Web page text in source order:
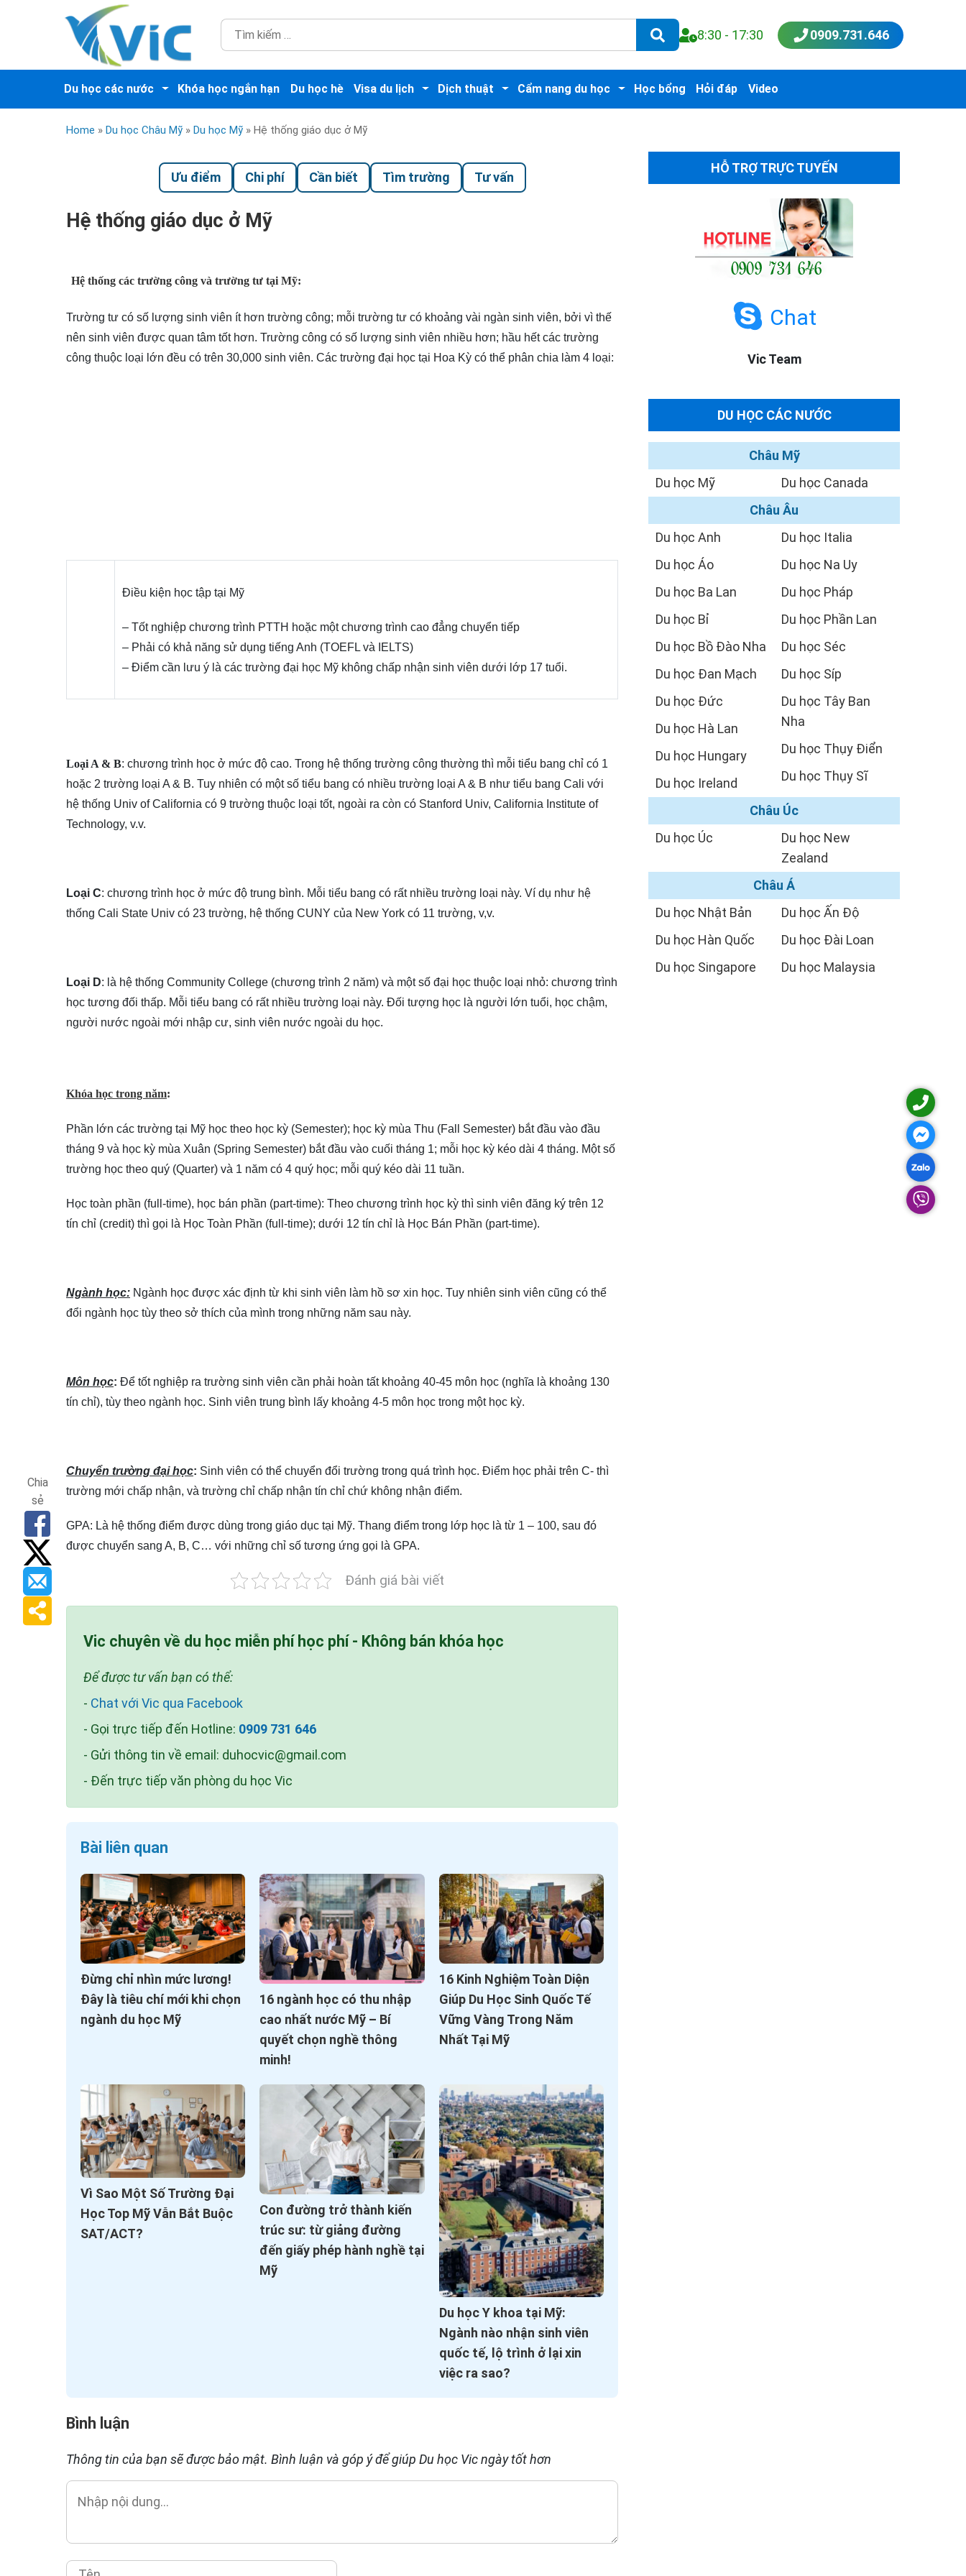
8:30 - 17:30 0909.731.646
Du học các nước Khóa học ngắn hạn Du học hè Visa du lịch Dịch thuật Cẩm nang du học Học bổng Hỏi đáp Video
Home » Du học Châu Mỹ » Du học Mỹ » Hệ thống giáo dục ở Mỹ
Ưu điểm Chi phí Cần biết Tìm trường Tư vấn
Hệ thống giáo dục ở Mỹ
Hệ thống các trường công và trường tư tại Mỹ:
Trường tư có số lượng sinh viên ít hơn trường công; mỗi trường tư có khoảng vài ngàn sinh viên, bởi vì thế
nên sinh viên được quan tâm tốt hơn. Trường công có số lượng sinh viên nhiều hơn; hầu hết các trường
công thuộc loại lớn đều có trên 30,000 sinh viên. Các trường đại học tại Hoa Kỳ có thể phân chia làm 4 loại:
Điều kiện học tập tại Mỹ
– Tốt nghiệp chương trình PTTH hoặc một chương trình cao đẳng chuyển tiếp
– Phải có khả năng sử dụng tiếng Anh (TOEFL và IELTS)
– Điểm cần lưu ý là các trường đại học Mỹ không chấp nhận sinh viên dưới lớp 17 tuổi.
Loại A & B: chương trình học ở mức độ cao. Trong hệ thống trường công thường thì mỗi tiểu bang chỉ có 1
hoặc 2 trường loại A & B. Tuy nhiên có một số tiểu bang có nhiều trường loại A & B như tiểu bang Cali với
hệ thống Univ of California có 9 trường thuộc loại tốt, ngoài ra còn có Stanford Univ, California Institute of
Technology, v.v.
Loại C: chương trình học ở mức độ trung bình. Mỗi tiểu bang có rất nhiều trường loại này. Ví dụ như hệ
thống Cali State Univ có 23 trường, hệ thống CUNY của New York có 11 trường, v,v.
Loại D: là hệ thống Community College (chương trình 2 năm) và một số đại học thuộc loại nhỏ: chương trình
học tương đối thấp. Mỗi tiểu bang có rất nhiều trường loại này. Ðối tượng học là người lớn tuổi, học chậm,
người nước ngoài mới nhập cư, sinh viên nước ngoài du học.
Khóa học trong năm:
Phần lớn các trường tại Mỹ học theo học kỳ (Semester); học kỳ mùa Thu (Fall Semester) bắt đầu vào đầu
tháng 9 và học kỳ mùa Xuân (Spring Semester) bắt đầu vào cuối tháng 1; mỗi học kỳ kéo dài 4 tháng. Một số
trường học theo quý (Quarter) và 1 năm có 4 quý học; mỗi quý kéo dài 11 tuần.
Học toàn phần (full-time), học bán phần (part-time): Theo chương trình học kỳ thì sinh viên đăng ký trên 12
tín chỉ (credit) thì gọi là Học Toàn Phần (full-time); dưới 12 tín chỉ là Học Bán Phần (part-time).
Ngành học: Ngành học được xác định từ khi sinh viên làm hồ sơ xin học. Tuy nhiên sinh viên cũng có thể
đổi ngành học tùy theo sở thích của mình trong những năm sau này.
Môn học: Ðể tốt nghiệp ra trường sinh viên cần phải hoàn tất khoảng 40-45 môn học (nghĩa là khoảng 130
tín chỉ), tùy theo ngành học. Sinh viên trung bình lấy khoảng 4-5 môn học trong một học kỳ.
Chuyển trường đại học: Sinh viên có thể chuyển đổi trường trong quá trình học. Ðiểm học phải trên C- thì
trường mới chấp nhận, và trường chỉ chấp nhận tín chỉ chứ không nhận điểm.
GPA: Là hệ thống điểm được dùng trong giáo dục tại Mỹ. Thang điểm trong lớp học là từ 1 – 100, sau đó
được chuyển sang A, B, C… với những chỉ số tương ứng gọi là GPA.
Đánh giá bài viết
Chia
sẻ
Vic chuyên về du học miễn phí học phí - Không bán khóa học
Để được tư vấn bạn có thể:
- Chat với Vic qua Facebook
- Gọi trực tiếp đến Hotline: 0909 731 646
- Gửi thông tin về email: duhocvic@gmail.com
- Đến trực tiếp văn phòng du học Vic
Bài liên quan
Đừng chỉ nhìn mức lương!
Đây là tiêu chí mới khi chọn
ngành du học Mỹ
16 ngành học có thu nhập
cao nhất nước Mỹ – Bí
quyết chọn nghề thông
minh!
16 Kinh Nghiệm Toàn Diện
Giúp Du Học Sinh Quốc Tế
Vững Vàng Trong Năm
Nhất Tại Mỹ
Vì Sao Một Số Trường Đại
Học Top Mỹ Vẫn Bắt Buộc
SAT/ACT?
Con đường trở thành kiến
trúc sư: từ giảng đường
đến giấy phép hành nghề tại
Mỹ
Du học Y khoa tại Mỹ:
Ngành nào nhận sinh viên
quốc tế, lộ trình ở lại xin
việc ra sao?
Bình luận
Thông tin của bạn sẽ được bảo mật. Bình luận và góp ý để giúp Du học Vic ngày tốt hơn
HỖ TRỢ TRỰC TUYẾN
Chat
Vic Team
DU HỌC CÁC NƯỚC
Châu Mỹ
Du học Mỹ
Du học Canada
Châu Âu
Du học Anh
Du học Áo
Du học Ba Lan
Du học Bỉ
Du học Bồ Đào Nha
Du học Đan Mạch
Du học Đức
Du học Hà Lan
Du học Hungary
Du học Ireland
Du học Italia
Du học Na Uy
Du học Pháp
Du học Phần Lan
Du học Séc
Du học Síp
Du học Tây Ban
Nha
Du học Thụy Điển
Du học Thụy Sĩ
Châu Úc
Du học Úc
Du học New
Zealand
Châu Á
Du học Nhật Bản
Du học Hàn Quốc
Du học Singapore
Du học Ấn Độ
Du học Đài Loan
Du học Malaysia